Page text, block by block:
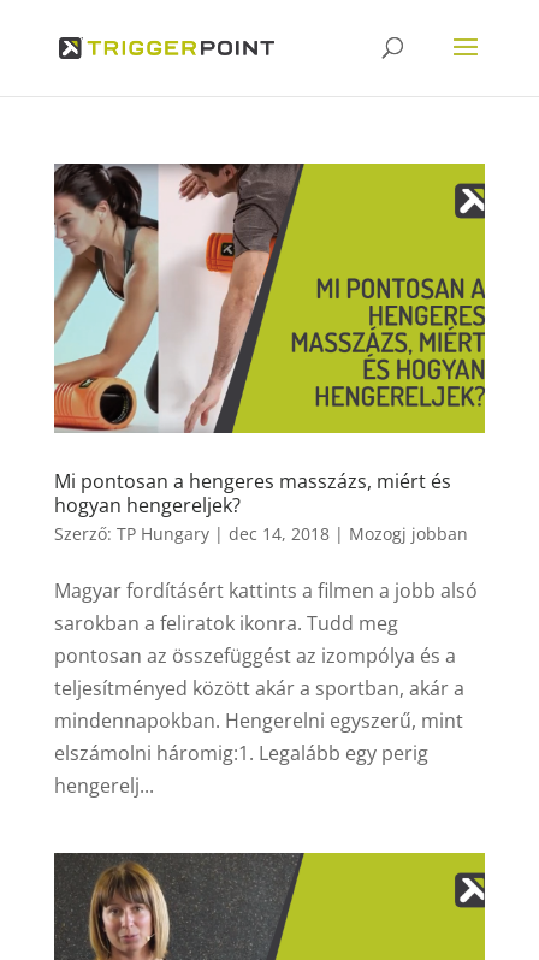
Mi pontosan a hengeres masszázs, miért és
hogyan hengereljek?
Szerző: TP Hungary| dec 14, 2018| Mozogj jobban
Magyar fordításért kattints a filmen a jobb alsó
sarokban a feliratok ikonra. Tudd meg
pontosan az összefüggést az izompólya és a
teljesítményed között akár a sportban, akár a
mindennapokban. Hengerelni egyszerű, mint
elszámolni háromig:1. Legalább egy perig
hengerelj...